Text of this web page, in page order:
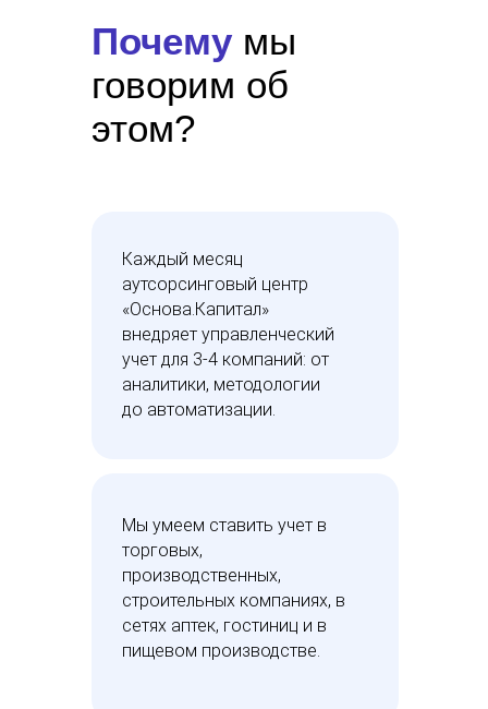
Почему мы
говорим об
этом?
Каждый месяц
аутсорсинговый центр
«Основа.Капитал»
внедряет управленческий
учет для 3-4 компаний: от
аналитики, методологии
до автоматизации.
Мы умеем ставить учет в
торговых,
производственных,
строительных компаниях, в
сетях аптек, гостиниц и в
пищевом производстве.